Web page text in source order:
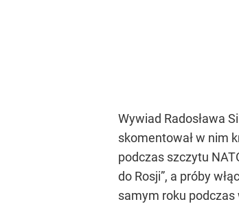
Wywiad Radosława
skomentował w nim
podczas szczytu
do Rosji”, a próby
samym roku podczas